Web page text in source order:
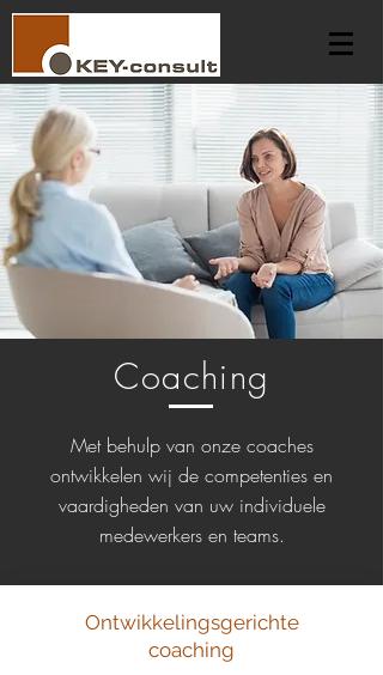
Coaching
Met behulp van onze coaches
ontwikkelen wij de competenties en
vaardigheden van uw individuele
medewerkers en teams.
Ontwikkelingsgerichte
coaching